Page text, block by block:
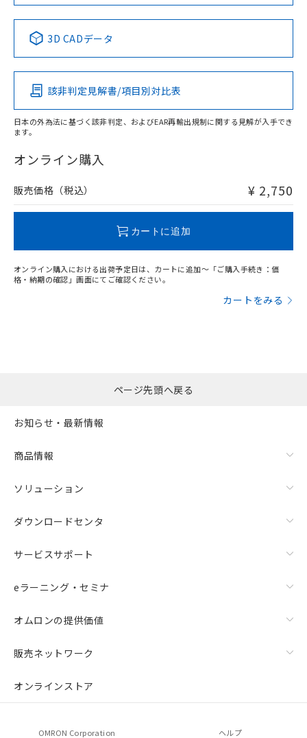
Pb Hg Cd Cr(VI)
O
在庫等で未対応品が混在する可能性があります。
問い合わせください。
No No No No
この製品の規格認証/適合状況ページへ
その他の認証はこちらのページからご検索ください
3D CADデータ
該非判定見解書/項目別対比表
日本の外為法に基づく該非判定、およびEAR再輸出規制に関する見解が入手でき
ます。
オンライン購入
販売価格（税込） ¥ 2,750
カートに追加
オンライン購入における出荷予定日は、カートに追加～「ご購入手続き：価
格・納期の確認」画面にてご確認ください。
カートをみる
ページ先頭へ戻る
お知らせ・最新情報
商品情報
ソリューション
ダウンロードセンタ
サービスサポート
eラーニング・セミナ
オムロンの提供価値
販売ネットワーク
オンラインストア
OMRON Corporation ヘルプ